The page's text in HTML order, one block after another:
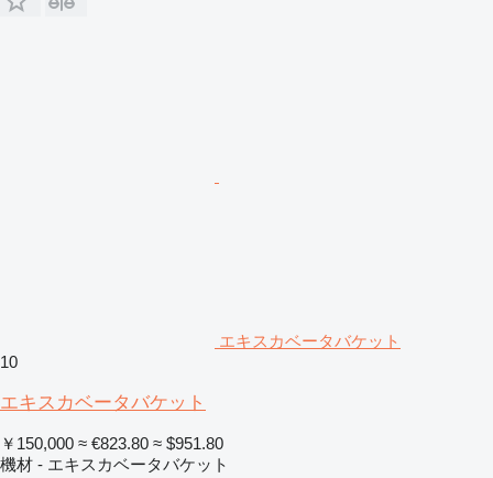
エキスカベータバケット
10
エキスカベータバケット
￥150,000 ≈ €823.80 ≈ $951.80
機材 - エキスカベータバケット